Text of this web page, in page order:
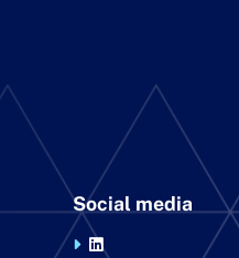
Social media